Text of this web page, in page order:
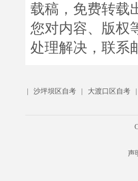
载稿，免费转载
您对内容、版权
处理解决，联系
沙坪坝区自考 大渡口区自考
声